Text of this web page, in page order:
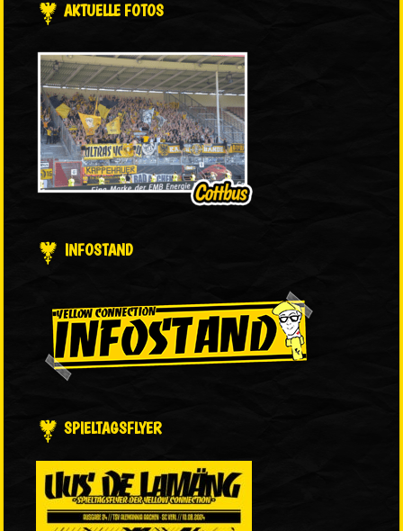
AKTUELLE FOTOS
INFOSTAND
SPIELTAGSFLYER